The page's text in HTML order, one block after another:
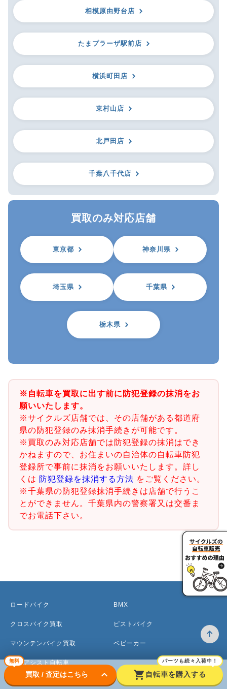
相模原由野台店
たまプラーザ駅前店
横浜町田店
東村山店
北戸田店
千葉八千代店
買取のみ対応店舗
東京都 神奈川県
埼玉県 千葉県
栃木県
※自転車を買取に出す前に防犯登録の抹消をお
願いいたします。
※サイクルズ店舗では、その店舗がある都道府
県の防犯登録のみ抹消手続きが可能です。
※買取のみ対応店舗では防犯登録の抹消はでき
かねますので、お住まいの自治体の自転車防犯
登録所で事前に抹消をお願いいたします。詳し
くは 防犯登録を抹消する方法 をご覧ください。
※千葉県の防犯登録抹消手続きは店舗で行うこ
とができません。千葉県内の警察署又は交番ま
でお電話下さい。
無料
買取 / 査定はこちら keyboard_arrow_down shopping_cart
パーツも続々入荷中！
自転車を購入する
ロードバイク
クロスバイク買取
マウンテンバイク買取
電動アシスト自転車
BMX
ピストバイク
ベビーカー